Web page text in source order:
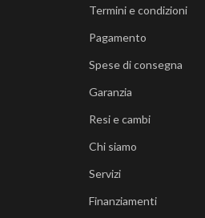
Termini e condizioni
Pagamento
Spese di consegna
Garanzia
Resi e cambi
Chi siamo
Servizi
Finanziamenti